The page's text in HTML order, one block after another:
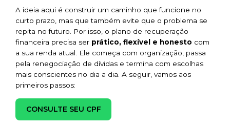
A ideia aqui é construir um caminho que funcione no
curto prazo, mas que também evite que o problema se
repita no futuro. Por isso, o plano de recuperação
financeira precisa ser prático, flexível e honesto com
a sua renda atual. Ele começa com organização, passa
pela renegociação de dívidas e termina com escolhas
mais conscientes no dia a dia. A seguir, vamos aos
primeiros passos:
CONSULTE SEU CPF